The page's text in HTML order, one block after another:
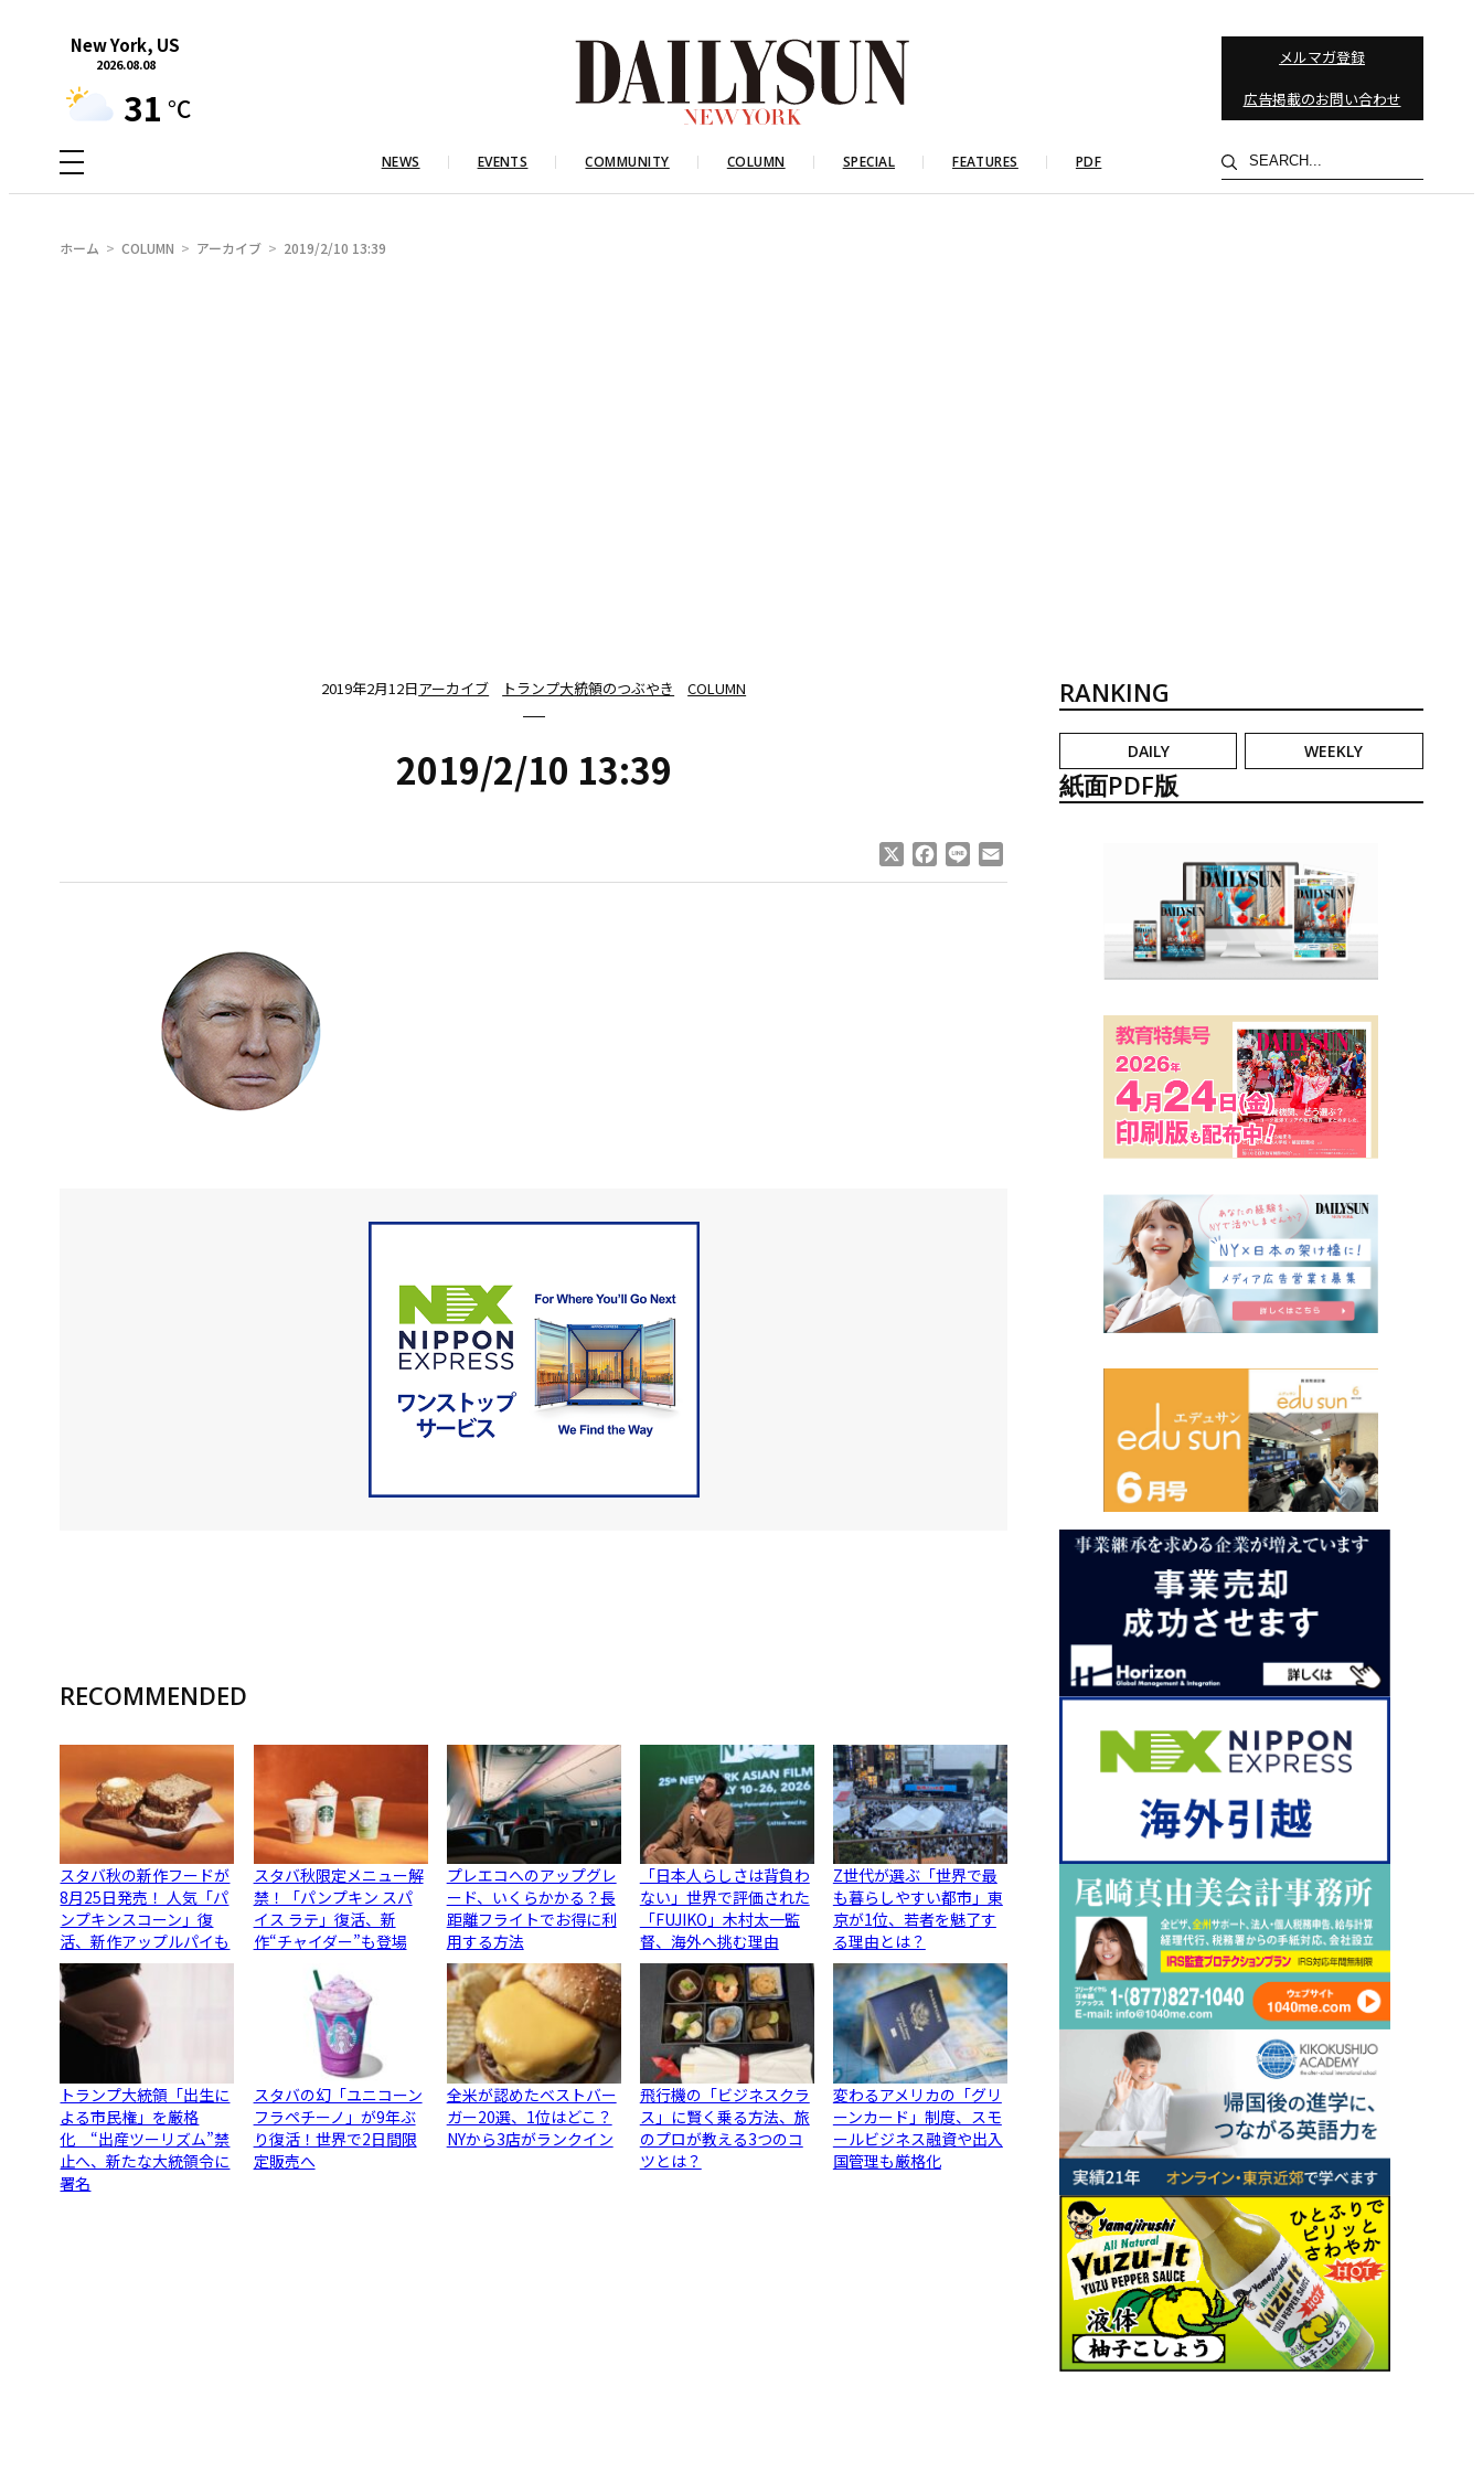
New York, US
2026.08.08
31 °C
メルマガ登録
広告掲載のお問い合わせ
NEWS EVENTS COMMUNITY COLUMN SPECIAL FEATURES PDF
検
索
ホーム COLUMN アーカイブ 2019/2/10 13:39
2019年2月12日アーカイブ トランプ大統領のつぶやき COLUMN
2019/2/10 13:39
Facebook
Line
RECOMMENDED
スタバ秋の新作フードが
8月25日発売！ 人気「パ
ンプキンスコーン」復
活、新作アップルパイも
スタバ秋限定メニュー解
禁！「パンプキン スパ
イス ラテ」復活、新
作“チャイダー”も登場
プレエコへのアップグレ
ード、いくらかかる？長
距離フライトでお得に利
用する方法
「日本人らしさは背負わ
ない」世界で評価された
「FUJIKO」木村太一監
督、海外へ挑む理由
Z世代が選ぶ「世界で最
も暮らしやすい都市」東
京が1位、若者を魅了す
る理由とは？
トランプ大統領「出生に
よる市民権」を厳格
化 “出産ツーリズム”禁
止へ、新たな大統領令に
署名
スタバの幻「ユニコーン
フラペチーノ」が9年ぶ
り復活！世界で2日間限
定販売へ
全米が認めたベストバー
ガー20選、1位はどこ？
NYから3店がランクイン
飛行機の「ビジネスクラ
ス」に賢く乗る方法、旅
のプロが教える3つのコ
ツとは？
変わるアメリカの「グリ
ーンカード」制度、スモ
ールビジネス融資や出入
国管理も厳格化
RANKING
DAILY WEEKLY
紙面PDF版